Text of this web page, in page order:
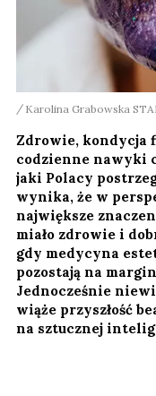
Karolina Grabowska
Zdrowie, kondycja
codzienne nawyki
jaki Polacy
wynika, że w
największe
miało zdrowie i
gdy medycyna
pozostają na
Jednocześnie
wiąże przyszłość
na sztucznej